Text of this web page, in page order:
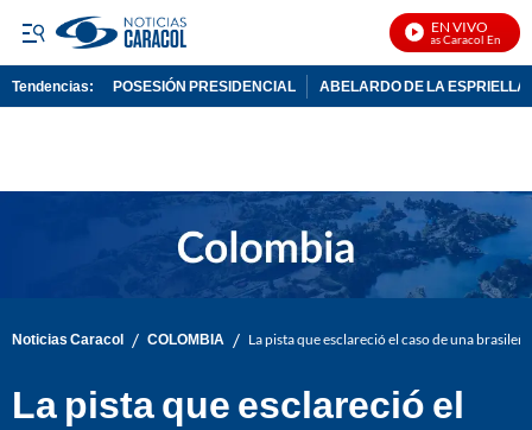
EN VIVO
Noticias Caracol En Vivo
Tendencias: POSESIÓN PRESIDENCIAL ABELARDO DE LA ESPRIELLA
Noticias Caracol / COLOMBIA / La pista que esclareció el caso de una
La pista que esclareció el